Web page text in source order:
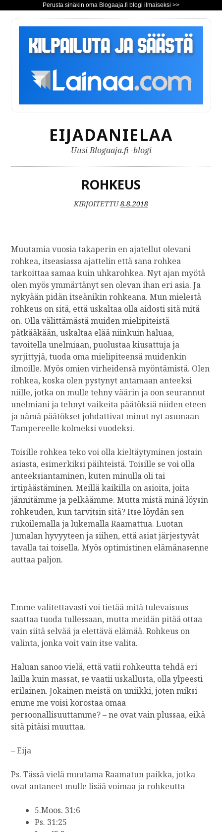
Perusta sinäkin oma Blogaaja.fi blogi ilmaiseksi >>
S
i
ö
EIJADANIELAA
Uusi Blogaaja.fi -blogi
ROHKEUS
KIRJOITETTU8.8.2018
Muutamia vuosia takaperin en ajatellut olevani
rohkea, itseasiassa ajattelin että sana rohkea
tarkoittaa samaa kuin uhkarohkea. Nyt ajan myötä
olen myös ymmärtänyt sen olevan ihan eri asia. Ja
nykyään pidän itseänikin rohkeana. Mun mielestä
rohkeus on sitä, että uskaltaa olla aidosti sitä mitä
on. Olla välittämästä muiden mielipiteistä
pätkääkään, uskaltaa elää niinkuin haluaa,
tavoitella unelmiaan, puolustaa kiusattuja ja
syrjittyjä, tuoda oma mielipiteensä muidenkin
ilmoille. Myös omien virheidensä myöntämistä. Olen
rohkea, koska olen pystynyt antamaan anteeksi
niille, jotka on mulle tehny väärin ja oon seurannut
unelmiani ja tehnyt vaikeita päätöksiä niiden eteen
ja nämä päätökset johdattivat minut nyt asumaan
Tampereelle kolmeksi vuodeksi.
Toisille rohkea teko voi olla kieltäytyminen jostain
asiasta, esimerkiksi päihteistä. Toisille se voi olla
anteeksiantaminen, kuten minulla oli tai
irtipäästäminen. Meillä kaikilla on asioita, joita
jännitämme ja pelkäämme. Mutta mistä minä löysin
rohkeuden, kun tarvitsin sitä? Itse löydän sen
rukoilemalla ja lukemalla Raamattua. Luotan
Jumalan hyvyyteen ja siihen, että asiat järjestyvät
tavalla tai toisella. Myös optimistinen elämänasenne
auttaa paljon.
Emme valitettavasti voi tietää mitä tulevaisuus
saattaa tuoda tullessaan, mutta meidän pitää ottaa
vain siitä selvää ja elettävä elämää. Rohkeus on
valinta, jonka voit vain itse valita.
Haluan sanoo vielä, että vatii rohkeutta tehdä eri
lailla kuin massat, se vaatii uskallusta, olla ylpeesti
erilainen. Jokainen meistä on uniikki, joten miksi
emme me voisi korostaa omaa
persoonallisuuttamme? – ne ovat vain plussaa, eikä
sitä pitäisi muuttaa.
– Eija
Ps. Tässä vielä muutama Raamatun paikka, jotka
ovat antaneet mulle lisää voimaa ja rohkeutta
5.Moos. 31:6
Ps. 31:25